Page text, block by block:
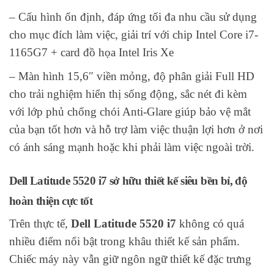
– Cấu hình ổn định, đáp ứng tối đa nhu cầu sử dụng
cho mục đích làm việc, giải trí với chip Intel Core i7-
1165G7 + card đồ họa Intel Iris Xe
– Màn hình 15,6″ viền mỏng, độ phân giải Full HD
cho trải nghiệm hiển thị sống động, sắc nét đi kèm
với lớp phủ chống chói Anti-Glare giúp bảo vệ mắt
của bạn tốt hơn và hỗ trợ làm việc thuận lợi hơn ở nơi
có ánh sáng mạnh hoặc khi phải làm việc ngoài trời.
Dell Latitude 5520 i7 sở hữu thiết kế siêu bền bỉ, độ
hoàn thiện cực tốt
Trên thực tế, Dell Latitude 5520 i7 không có quá
nhiều điểm nổi bật trong khâu thiết kế sản phẩm.
Chiếc máy này vẫn giữ ngôn ngữ thiết kế đặc trưng